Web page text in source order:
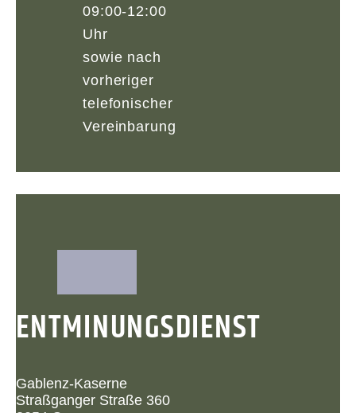
09:00-12:00
Uhr
sowie nach
vorheriger
telefonischer
Vereinbarung
ENTMINUNGSDIENST
Gablenz-Kaserne
Straßganger Straße 360